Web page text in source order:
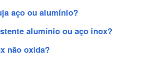
aço ou alumínio?
alumínio ou aço inox?
não oxida?